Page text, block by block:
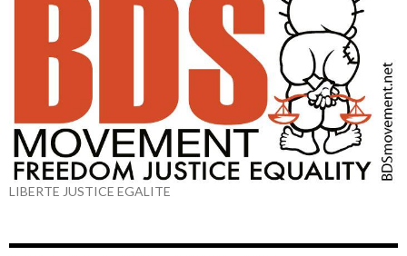
LIBERTE JUSTICE EGALITE